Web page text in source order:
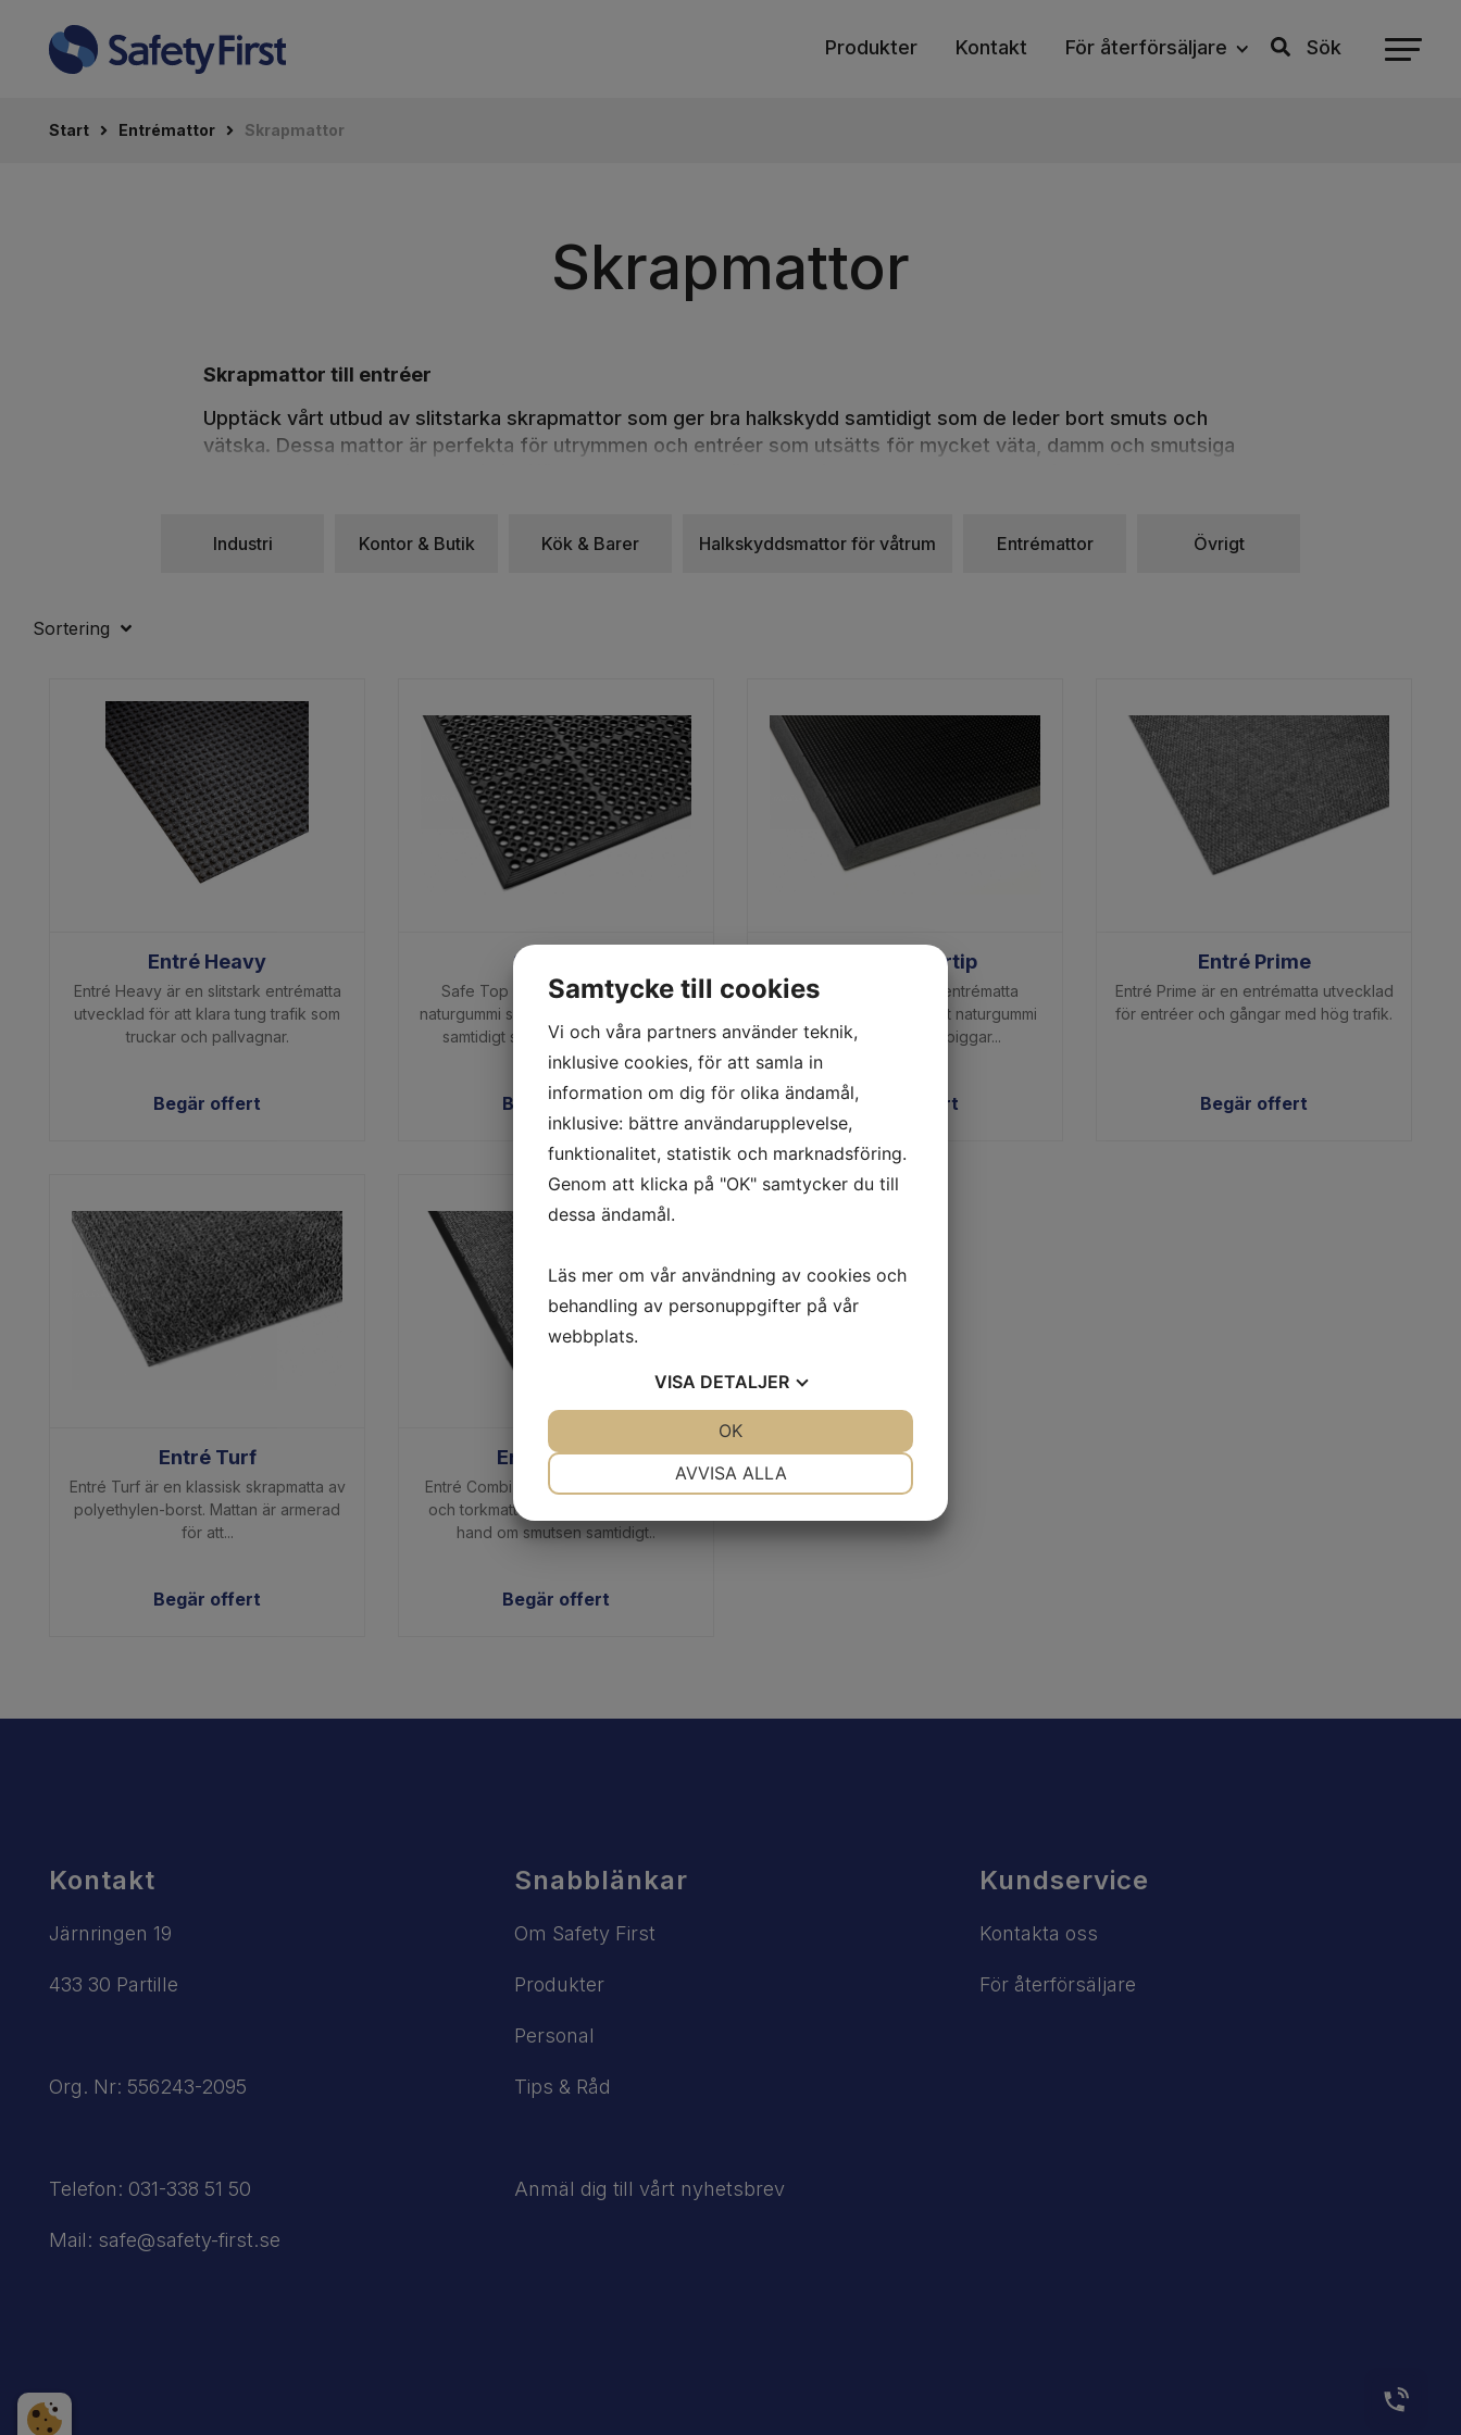
Produkter Kontakt För återförsäljare Sök
Start Entrémattor Skrapmattor
Skrapmattor
Skrapmattor till entréer
Upptäck vårt utbud av slitstarka skrapmattor som ger bra halkskydd samtidigt som de leder bort smuts och
vätska. Dessa mattor är perfekta för utrymmen och entréer som utsätts för mycket väta, damm och smutsiga
Industri Kontor & Butik Kök & Barer Halkskyddsmattor för våtrum Entrémattor Övrigt
Sortering
Entré Heavy
Entré Heavy är en slitstark entrématta
utvecklad för att klara tung trafik som
truckar och pallvagnar.
Begär offert
Safe Top
Safe Top är en allroundmatta av
naturgummi som ger ett bra halkskydd
samtidigt som den leder bort vä
Begär offert
Entré Fingertip
Entré Fingertip är en entrématta
tillverkad av 100 procent naturgummi
med tusentals små piggar...
Begär offert
Entré Prime
Entré Prime är en entrématta utvecklad
för entréer och gångar med hög trafik.
Begär offert
Entré Turf
Entré Turf är en klassisk skrapmatta av
polyethylen-borst. Mattan är armerad
för att...
Begär offert
Entré Combi
Entré Combi är en kombinerad skrap
och torkmatta. De grova öglorna tar
hand om smutsen samtidigt..
Begär offert
Kontakt
Järnringen 19
433 30 Partille
Org. Nr: 556243-2095
Telefon: 031-338 51 50
Mail: safe@safety-first.se
Snabblänkar
Om Safety First
Produkter
Personal
Tips & Råd
Anmäl dig till vårt nyhetsbrev
Kundservice
Kontakta oss
För återförsäljare
Samtycke till cookies
Vi och våra partners använder teknik,
inklusive cookies, för att samla in
information om dig för olika ändamål,
inklusive: bättre användarupplevelse,
funktionalitet, statistik och marknadsföring.
Genom att klicka på "OK" samtycker du till
dessa ändamål.
Läs mer om vår användning av cookies och
behandling av personuppgifter på vår
webbplats.
VISA DETALJER
MARKNADSFÖRING
AVVISA ALLA
OK